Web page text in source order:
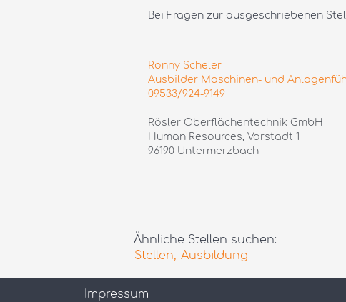
Bei Fragen zur ausgeschriebenen
Ronny Scheler
Ausbilder Maschinen- und
09533/924-9149
Rösler Oberflächentechnik GmbH
Human Resources, Vorstadt 1
96190 Untermerzbach
Ähnliche Stellen suchen:
Stellen, Ausbildung
Impressum